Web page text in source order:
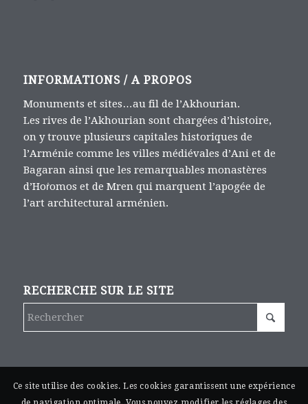
INFORMATIONS / A PROPOS
Monuments et sites…au fil de l’Akhourian.
Les rives de l’Akhourian sont chargées d’histoire,
on y trouve plusieurs capitales historiques de
l’Arménie comme les villes médiévales d’Ani et de
Bagaran ainsi que les remarquables monastères
d’Hoṙomos et de Mren qui marquent l’apogée de
l’art architectural arménien.
RECHERCHE SUR LE SITE
Ce site utilise des cookies. Les cookies garantissent une expérience